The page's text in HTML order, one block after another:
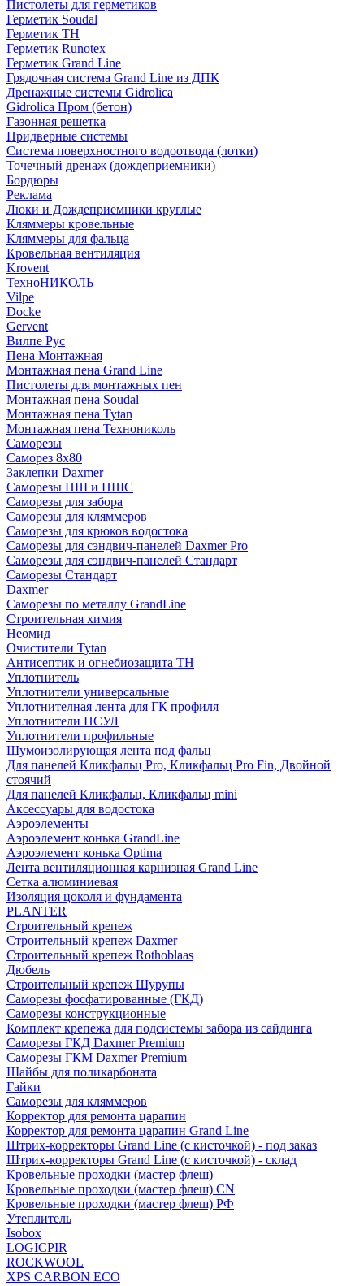
Пистолеты для герметиков
Герметик Soudal
Герметик ТН
Герметик Runotex
Герметик Grand Line
Грядочная система Grand Line из ДПК
Дренажные системы Gidrolica
Gidrolica Пром (бетон)
Газонная решетка
Придверные системы
Система поверхностного водоотвода (лотки)
Точечный дренаж (дождеприемники)
Бордюры
Рекламa
Люки и Дождеприемники круглые
Кляммеры кровельные
Кляммеры для фальца
Кровельная вентиляция
Krovent
ТехноНИКОЛЬ
Vilpe
Docke
Gervent
Вилпе Рус
Пена Монтажнaя
Монтажная пена Grand Linе
Пистолеты для монтажных пен
Монтажная пена Soudal
Монтажная пена Tytan
Монтажная пена Технониколь
Саморезы
Саморез 8х80
Заклепки Daxmer
Саморезы ПШ и ПШС
Саморезы для забора
Саморезы для кляммеров
Саморезы для крюков водостока
Саморезы для сэндвич-панелей Daxmer Pro
Саморезы для сэндвич-панелей Стандарт
Саморезы Стандарт
Daxmer
Саморезы по металлу GrandLine
Строительная химия
Неомид
Очистители Tytan
Антисептик и огнебиозащита ТН
Уплотнитель
Уплотнители универсальные
Уплотнителная лента для ГК профиля
Уплотнители ПСУЛ
Уплотнители профильные
Шумоизолирующая лента под фальц
Для панелей Кликфальц Pro, Кликфальц Pro Fin, Двойной
стоячий
Для панелей Кликфальц, Кликфальц mini
Аксессуары для водостока
Аэроэлементы
Аэроэлемент конька GrandLine
Аэроэлемент конька Optima
Лента вентиляционная карнизная Grand Line
Сетка алюминиевая
Изоляция цоколя и фундамента
PLANTER
Строительный крепеж
Строительный крепеж Daxmer
Строительный крепеж Rothoblaas
Дюбель
Строительный крепеж Шурупы
Саморeзы фосфатированные (ГКД)
Саморезы конструкционные
Комплект крепежа для подсистемы забора из сайдинга
Саморезы ГКД Daxmer Premium
Саморезы ГКМ Daxmer Premium
Шайбы для поликарбоната
Гайки
Саморезы для кляммеров
Корректор для ремонта царапин
Корректор для ремонта царапин Grand Line
Штрих-корректоры Grand Line (с кисточкой) - под заказ
Штрих-корректоры Grand Line (с кисточкой) - склад
Кровельные проходки (мастер флеш)
Кровельные проходки (мастер флеш) CN
Кровельные проходки (мастер флеш) РФ
Утеплитель
Isobox
LOGICPIR
ROCKWOOL
XPS CARBON ECO